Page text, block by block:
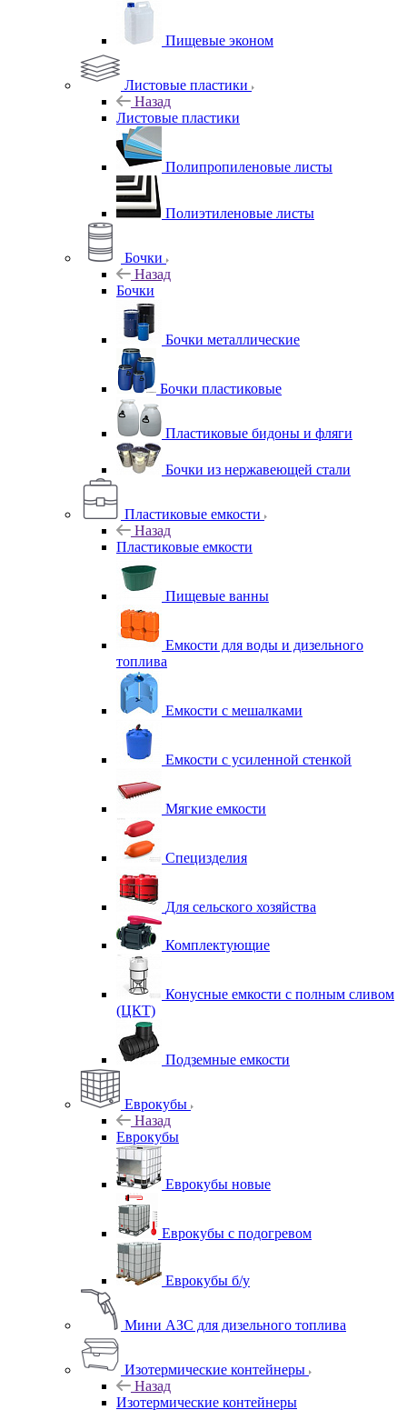
Пищевые эконом
Листовые пластики
Назад
Листовые пластики
Полипропиленовые листы
Полиэтиленовые листы
Бочки
Назад
Бочки
Бочки металлические
Бочки пластиковые
Пластиковые бидоны и фляги
Бочки из нержавеющей стали
Пластиковые емкости
Назад
Пластиковые емкости
Пищевые ванны
Емкости для воды и дизельного
топлива
Емкости с мешалками
Емкости с усиленной стенкой
Мягкие емкости
Специзделия
Для сельского хозяйства
Комплектующие
Конусные емкости с полным сливом
(ЦКТ)
Подземные емкости
Еврокубы
Назад
Еврокубы
Еврокубы новые
Еврокубы с подогревом
Еврокубы б/у
Мини АЗС для дизельного топлива
Изотермические контейнеры
Назад
Изотермические контейнеры